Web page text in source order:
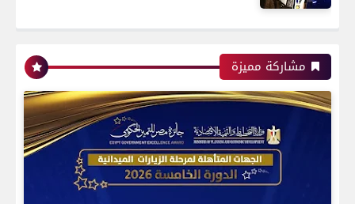
مشاركة مميزة
اتحاد العاصمة الجزائرى بطلاً لكأس الكونفدرالية
الإفريقية للمرة الثانية في تاريخه